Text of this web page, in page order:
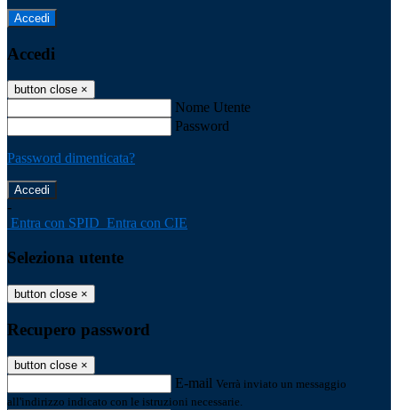
Accedi
Accedi
button close ×
Nome Utente
Password
Password dimenticata?
-
Entra con SPID Entra con CIE
Seleziona utente
button close ×
Recupero password
button close ×
E-mail Verrà inviato un messaggio
all'indirizzo indicato con le istruzioni necessarie.